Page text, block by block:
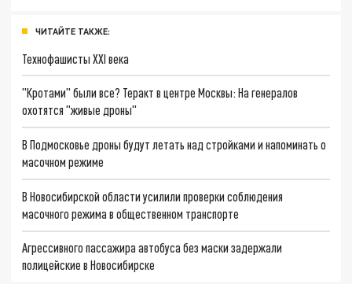
ЧИТАЙТЕ ТАКЖЕ:
Технофашисты XXI века
"Кротами" были все? Теракт в центре Москвы: На генералов
охотятся "живые дроны"
В Подмосковье дроны будут летать над стройками и напоминать о
масочном режиме
В Новосибирской области усилили проверки соблюдения
масочного режима в общественном транспорте
Агрессивного пассажира автобуса без маски задержали
полицейские в Новосибирске